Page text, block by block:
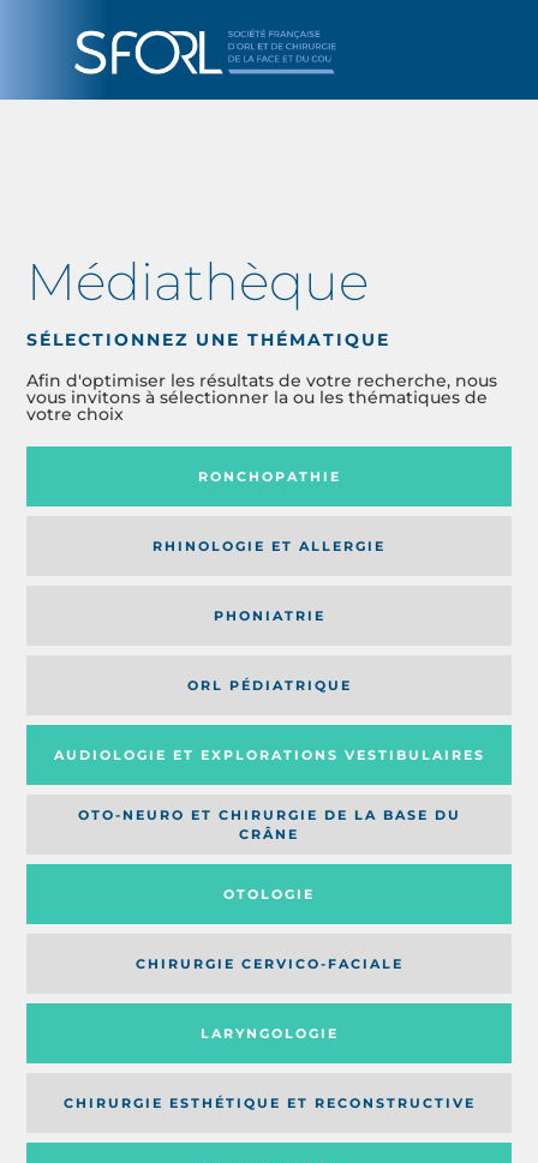
Médiathèque
SÉLECTIONNEZ UNE THÉMATIQUE
Afin d'optimiser les résultats de votre recherche, nous
vous invitons à sélectionner la ou les thématiques de
votre choix
RONCHOPATHIE
RHINOLOGIE ET ALLERGIE
PHONIATRIE
ORL PÉDIATRIQUE
AUDIOLOGIE ET EXPLORATIONS VESTIBULAIRES
OTO-NEURO ET CHIRURGIE DE LA BASE DU
CRÂNE
OTOLOGIE
CHIRURGIE CERVICO-FACIALE
LARYNGOLOGIE
CHIRURGIE ESTHÉTIQUE ET RECONSTRUCTIVE